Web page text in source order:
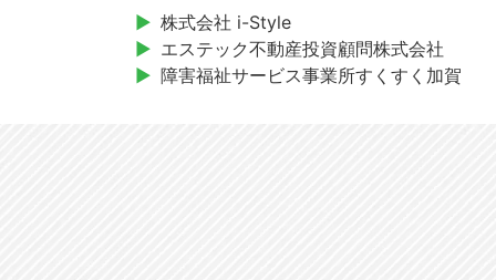
株式会社 i-Style
エステック不動産投資顧問株式会社
障害福祉サービス事業所すくすく加賀